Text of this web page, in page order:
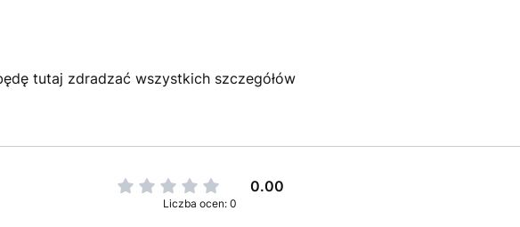
tutaj zdradzać wszystkich szczegółów
0.00
Liczba ocen: 0